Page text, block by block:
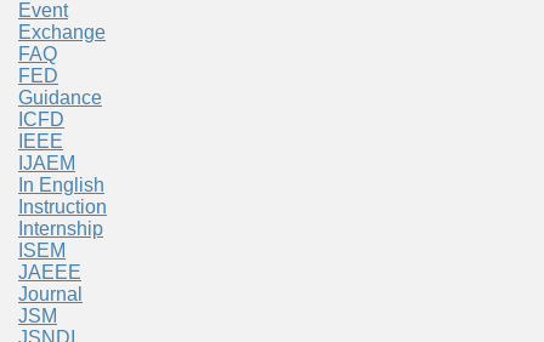
Event
Exchange
FAQ
FED
Guidance
ICFD
IEEE
IJAEM
In English
Instruction
Internship
ISEM
JAEEE
Journal
JSM
JSNDI